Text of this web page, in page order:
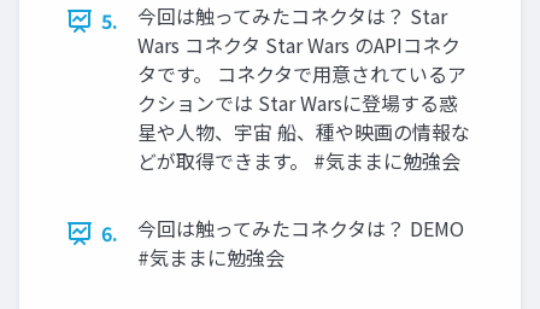
5.
今回は触ってみたコネクタは？ Star
Wars コネクタ Star Wars のAPIコネク
タです。 コネクタで用意されているア
クションでは Star Warsに登場する惑
星や人物、宇宙 船、種や映画の情報な
どが取得できます。 #気ままに勉強会
6.
今回は触ってみたコネクタは？ DEMO
#気ままに勉強会